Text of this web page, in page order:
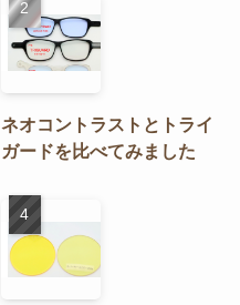
ネオコントラストとトライ
ガードを比べてみました